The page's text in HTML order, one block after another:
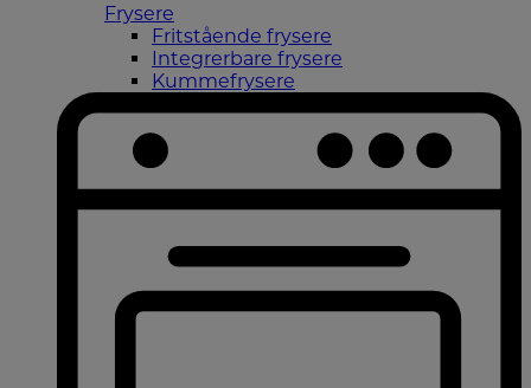
Frysere
Fritstående frysere
Integrerbare frysere
Kummefrysere